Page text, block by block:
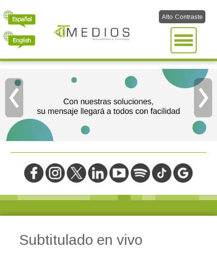
Alto Contraste
Subtitulado en vivo